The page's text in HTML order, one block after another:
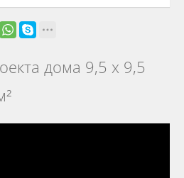
дома 9,5 х 9,5